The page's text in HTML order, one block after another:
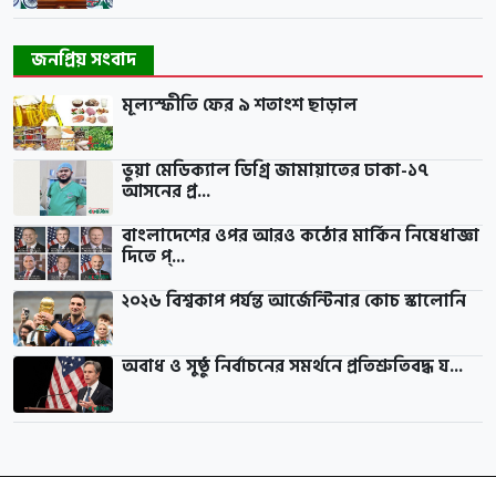
জনপ্রিয় সংবাদ
মূল্যস্ফীতি ফের ৯ শতাংশ ছাড়াল
ভুয়া মেডিক্যাল ডিগ্রি জামায়াতের ঢাকা-১৭
আসনের প্র...
বাংলাদেশের ওপর আরও কঠোর মার্কিন নিষেধাজ্ঞা
দিতে প্...
২০২৬ বিশ্বকাপ পর্যন্ত আর্জেন্টিনার কোচ স্কালোনি
অবাধ ও সুষ্ঠু নির্বাচনের সমর্থনে প্রতিশ্রুতিবদ্ধ য...